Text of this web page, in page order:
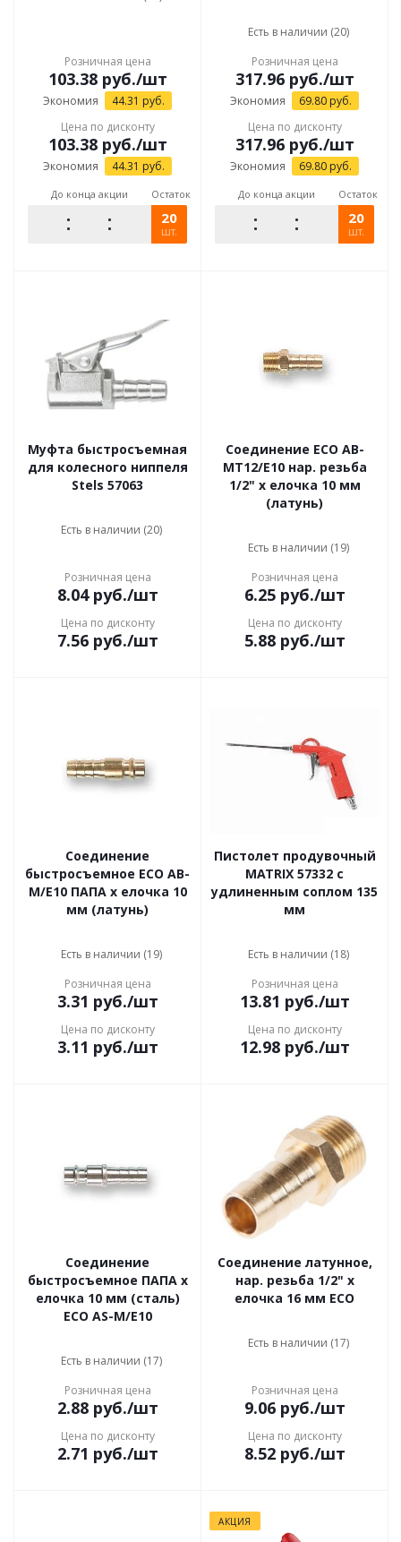
Розничная цена
103.38руб./шт
Экономия 44.31 руб.
Цена по дисконту
103.38руб./шт
Экономия 44.31 руб.
До конца акции Остаток
20
шт.
Есть в наличии (20)
Розничная цена
317.96руб./шт
Экономия 69.80 руб.
Цена по дисконту
317.96руб./шт
Экономия 69.80 руб.
До конца акции Остаток
20
шт.
Муфта быстросъемная
для колесного ниппеля
Stels 57063
Есть в наличии (20)
Розничная цена
8.04руб./шт
Цена по дисконту
7.56руб./шт
Соединение ECO AB-
MT12/E10 нар. резьба
1/2" х елочка 10 мм
(латунь)
Есть в наличии (19)
Розничная цена
6.25руб./шт
Цена по дисконту
5.88руб./шт
Соединение
быстросъемное ECO AB-
M/E10 ПАПА х елочка 10
мм (латунь)
Есть в наличии (19)
Розничная цена
3.31 руб./шт
Цена по дисконту
3.11 руб./шт
Пистолет продувочный
MATRIX 57332 с
удлиненным соплом 135
мм
Есть в наличии (18)
Розничная цена
13.81 руб./шт
Цена по дисконту
12.98руб./шт
Соединение
быстросъемное ПАПА х
елочка 10 мм (сталь)
ECO AS-M/E10
Есть в наличии (17)
Розничная цена
2.88руб./шт
Цена по дисконту
2.71 руб./шт
Соединение латунное,
нар. резьба 1/2" x
елочка 16 мм ECO
Есть в наличии (17)
Розничная цена
9.06руб./шт
Цена по дисконту
8.52руб./шт
АКЦИЯ